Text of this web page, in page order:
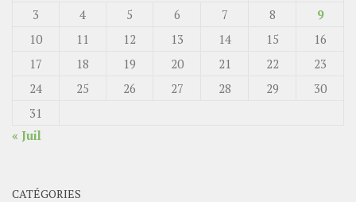
3
4 5 6 7 8
9
10
11 12 13 14 15
16
17
18 19 20 21 22
23
24
25 26 27 28 29
30
31
« Juil
CATÉGORIES